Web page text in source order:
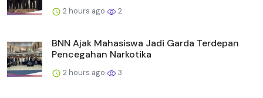
2 hours ago 2
BNN Ajak Mahasiswa Jadi Garda Terdepan
Pencegahan Narkotika
2 hours ago 3